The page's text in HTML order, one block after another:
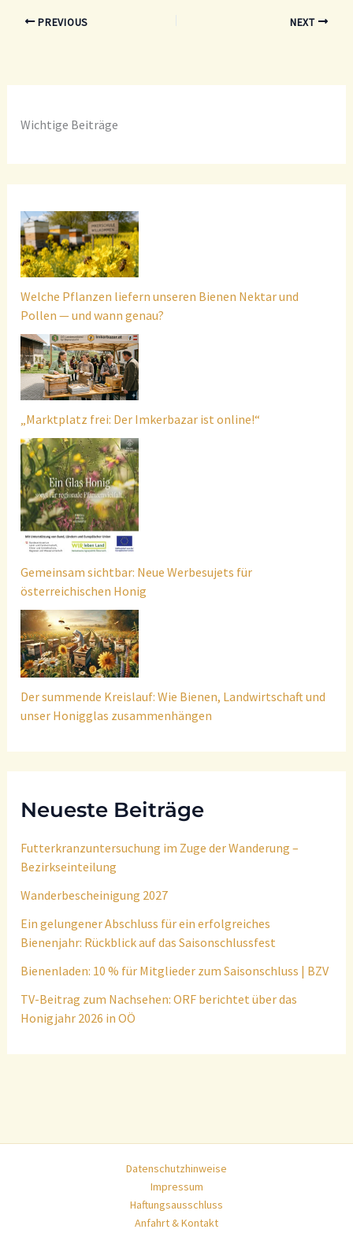
PREVIOUS NEXT
Wichtige Beiträge
Welche Pflanzen liefern unseren Bienen Nektar und
Pollen — und wann genau?
„Marktplatz frei: Der Imkerbazar ist online!“
Gemeinsam sichtbar: Neue Werbesujets für
österreichischen Honig
Der summende Kreislauf: Wie Bienen, Landwirtschaft und
unser Honigglas zusammenhängen
Neueste Beiträge
Futterkranzuntersuchung im Zuge der Wanderung –
Bezirkseinteilung
Wanderbescheinigung 2027
Ein gelungener Abschluss für ein erfolgreiches
Bienenjahr: Rückblick auf das Saisonschlussfest
Bienenladen: 10 % für Mitglieder zum Saisonschluss | BZV
TV-Beitrag zum Nachsehen: ORF berichtet über das
Honigjahr 2026 in OÖ
Datenschutzhinweise
Impressum
Haftungsausschluss
Anfahrt & Kontakt